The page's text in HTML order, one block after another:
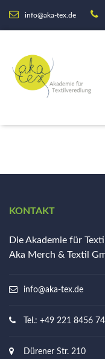
info@aka-tex.de
KONTAKT
Die Akademie für
Aka Merch & Textil
info@aka-tex.de
Tel.: +49 221 8456
Dürener Str. 210